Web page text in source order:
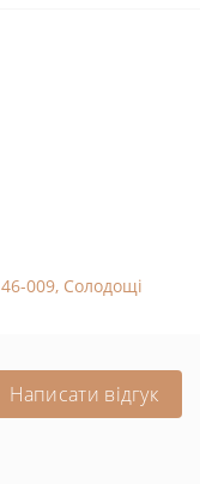
46-009, Солодощі
Написати відгук